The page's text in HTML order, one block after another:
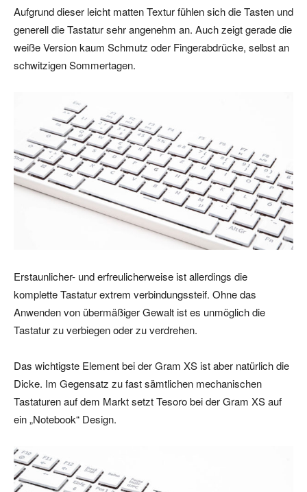
Aufgrund dieser leicht matten Textur fühlen sich die Tasten und
generell die Tastatur sehr angenehm an. Auch zeigt gerade die
weiße Version kaum Schmutz oder Fingerabdrücke, selbst an
schwitzigen Sommertagen.
Erstaunlicher- und erfreulicherweise ist allerdings die
komplette Tastatur extrem verbindungssteif. Ohne das
Anwenden von übermäßiger Gewalt ist es unmöglich die
Tastatur zu verbiegen oder zu verdrehen.
Das wichtigste Element bei der Gram XS ist aber natürlich die
Dicke. Im Gegensatz zu fast sämtlichen mechanischen
Tastaturen auf dem Markt setzt Tesoro bei der Gram XS auf
ein „Notebook“ Design.